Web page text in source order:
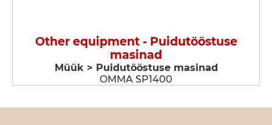
Other equipment - Puidutööstuse
masinad
Müük > Puidutööstuse masinad
OMMA SP1400